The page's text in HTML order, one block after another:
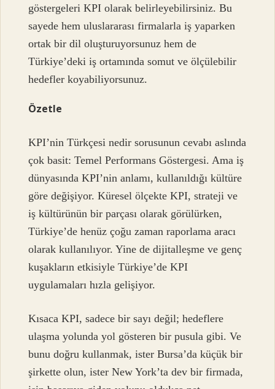
göstergeleri KPI olarak belirleyebilirsiniz. Bu
sayede hem uluslararası firmalarla iş yaparken
ortak bir dil oluşturuyorsunuz hem de
Türkiye’deki iş ortamında somut ve ölçülebilir
hedefler koyabiliyorsunuz.
Özetle
KPI’nin Türkçesi nedir sorusunun cevabı aslında
çok basit: Temel Performans Göstergesi. Ama iş
dünyasında KPI’nin anlamı, kullanıldığı kültüre
göre değişiyor. Küresel ölçekte KPI, strateji ve
iş kültürünün bir parçası olarak görülürken,
Türkiye’de henüz çoğu zaman raporlama aracı
olarak kullanılıyor. Yine de dijitalleşme ve genç
kuşakların etkisiyle Türkiye’de KPI
uygulamaları hızla gelişiyor.
Kısaca KPI, sadece bir sayı değil; hedeflere
ulaşma yolunda yol gösteren bir pusula gibi. Ve
bunu doğru kullanmak, ister Bursa’da küçük bir
şirkette olun, ister New York’ta dev bir firmada,